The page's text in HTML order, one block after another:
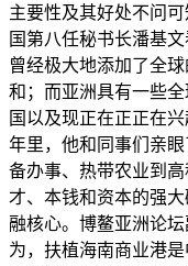
主要性及其好处不问
国第八任秘书长潘基
曾经极大地添加了全
和；而亚洲具有一些
国以及现正在正正在
年里，他和同事们亲
备办事、热带农业到
才、本钱和资本的强
融核心。博鳌亚洲论
为，扶植海南商业港